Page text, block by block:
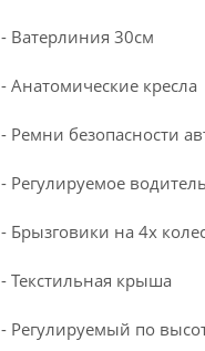
- Ватерлиния 30см
- Анатомические кресла
- Ремни безопасности
- Регулируемое
- Брызговики на 4х
- Текстильная крыша
- Регулируемый по